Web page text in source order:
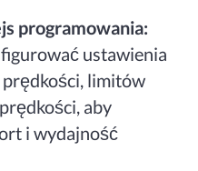
programowania:
ustawienia
prędkości, limitów
aby
i wydajność